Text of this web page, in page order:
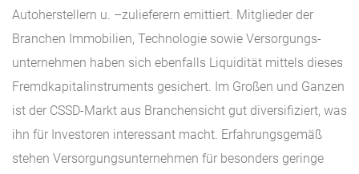
Autoherstellern u. –zulieferern emittiert. Mitglieder der
Branchen Immobilien, Technologie sowie Versorgungs-
unternehmen haben sich ebenfalls Liquidität mittels dieses
Fremdkapitalinstruments gesichert. Im Großen und Ganzen
ist der CSSD-Markt aus Branchensicht gut diversifiziert, was
ihn für Investoren interessant macht. Erfahrungsgemäß
stehen Versorgungsunternehmen für besonders geringe